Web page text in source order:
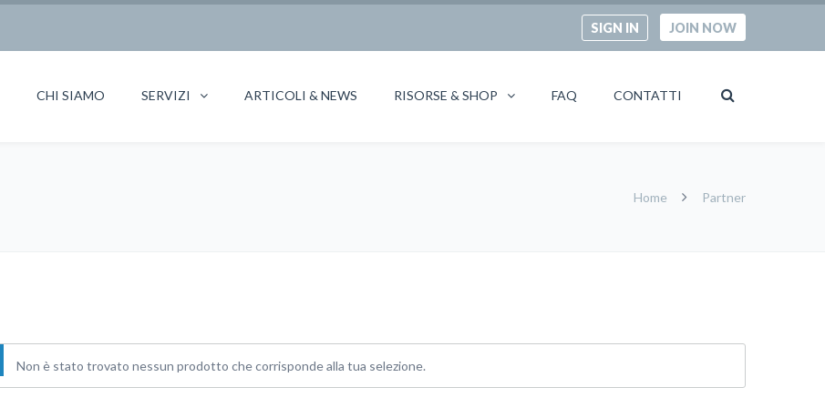
SIGN IN JOIN NOW
CHI SIAMO SERVIZI ARTICOLI & NEWS RISORSE & SHOP FAQ CONTATTI
Home Partner
Non è stato trovato nessun prodotto che corrisponde alla tua selezione.